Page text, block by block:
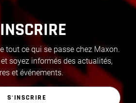
tout ce qui se passe chez Maxon.
soyez informés des actualités,
et événements.
S'INSCRIRE